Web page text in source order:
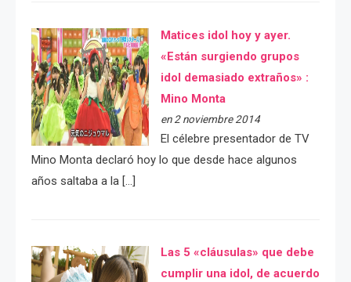
Matices idol hoy y ayer.
«Están surgiendo grupos
idol demasiado extraños» :
Mino Monta
en 2 noviembre 2014
El célebre presentador de TV
Mino Monta declaró hoy lo que desde hace algunos
años saltaba a la […]
Las 5 «cláusulas» que debe
cumplir una idol, de acuerdo